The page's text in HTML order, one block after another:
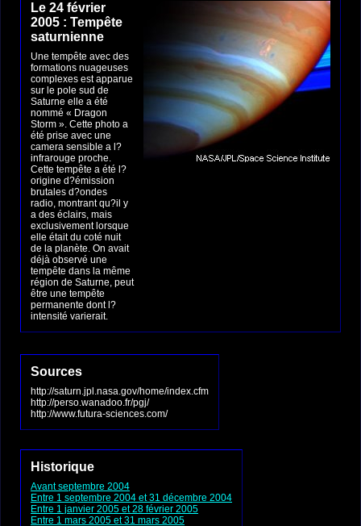
Le 24 février
2005 : Tempête
saturnienne
Une tempête avec des
formations nuageuses
complexes est apparue
sur le pole sud de
Saturne elle a été
nommé « Dragon
Storm ». Cette photo a
été prise avec une
camera sensible a l?
infrarouge proche.
Cette tempête a été l?
origine d?émission
brutales d?ondes
radio, montrant qu?il y
a des éclairs, mais
exclusivement lorsque
elle était du coté nuit
de la planète. On avait
déjà observé une
tempête dans la même
région de Saturne, peut
être une tempête
permanente dont l?
intensité varierait.
Sources
http://saturn.jpl.nasa.gov/home/index.cfm
http://perso.wanadoo.fr/pgj/
http://www.futura-sciences.com/
Historique
Avant septembre 2004
Entre 1 septembre 2004 et 31 décembre 2004
Entre 1 janvier 2005 et 28 février 2005
Entre 1 mars 2005 et 31 mars 2005